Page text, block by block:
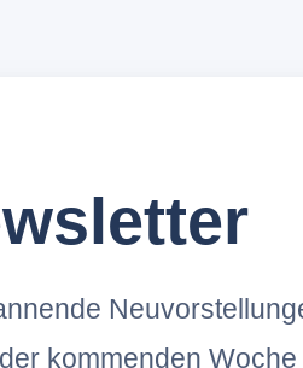
kommenden Woche